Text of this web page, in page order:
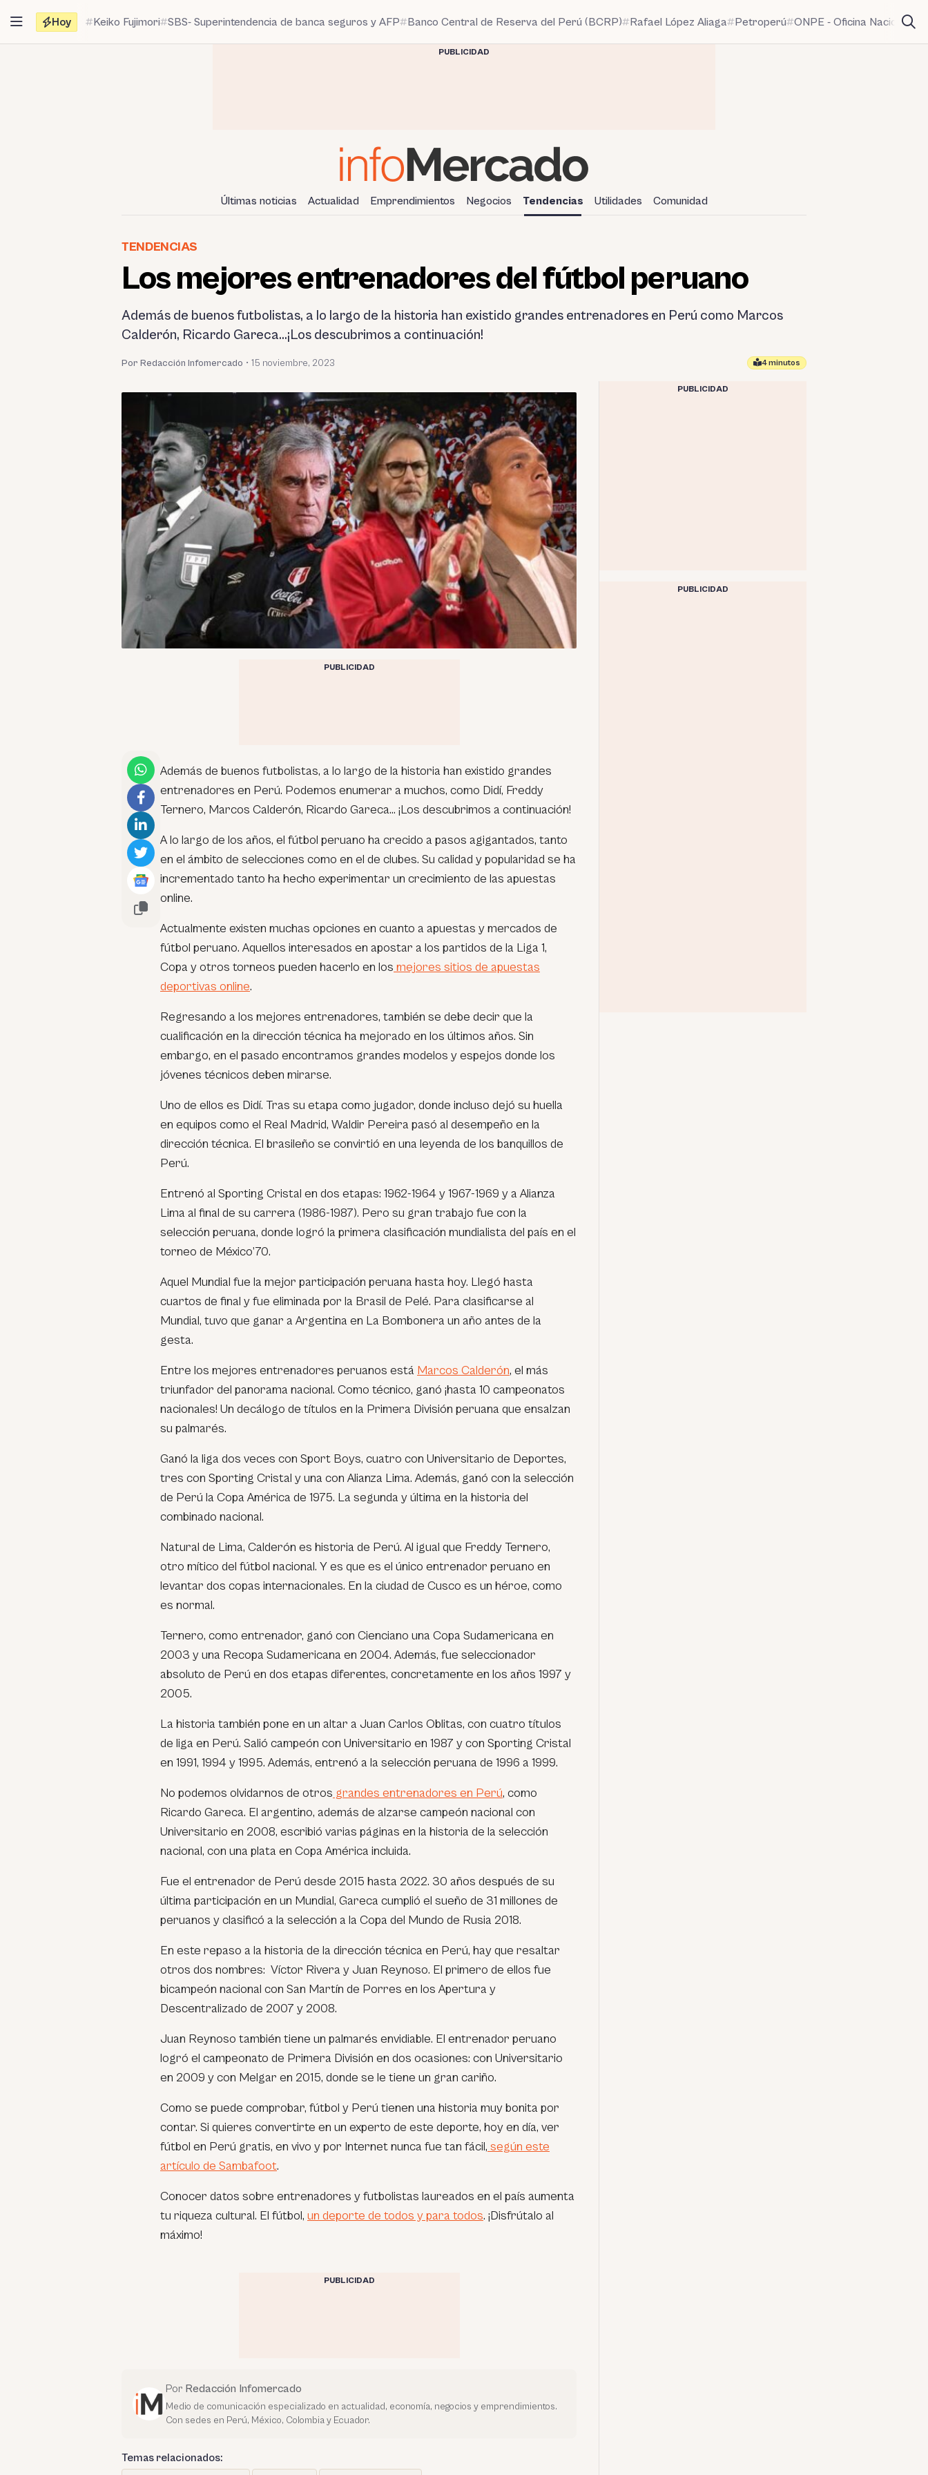
contenido
Hoy Keiko Fujimori SBS- Superintendencia de banca seguros y AFP Banco Central de Reserva del Perú (BCRP) Rafael López Aliaga Petroperú ONPE - Oficina Nacional
PUBLICIDAD
Últimas noticias Actualidad Emprendimientos Negocios Tendencias Utilidades Comunidad
TENDENCIAS
Los mejores entrenadores del fútbol peruano
Además de buenos futbolistas, a lo largo de la historia han existido grandes entrenadores en Perú como Marcos
Calderón, Ricardo Gareca...¡Los descubrimos a continuación!
Por Redacción Infomercado • 15 noviembre, 2023 4 minutos
PUBLICIDAD
Además de buenos futbolistas, a lo largo de la historia han existido grandes
entrenadores en Perú. Podemos enumerar a muchos, como Didí, Freddy
Ternero, Marcos Calderón, Ricardo Gareca… ¡Los descubrimos a continuación!
A lo largo de los años, el fútbol peruano ha crecido a pasos agigantados, tanto
en el ámbito de selecciones como en el de clubes. Su calidad y popularidad se ha
incrementado tanto ha hecho experimentar un crecimiento de las apuestas
online.
Actualmente existen muchas opciones en cuanto a apuestas y mercados de
fútbol peruano. Aquellos interesados en apostar a los partidos de la Liga 1,
Copa y otros torneos pueden hacerlo en los mejores sitios de apuestas
deportivas online.
Regresando a los mejores entrenadores, también se debe decir que la
cualificación en la dirección técnica ha mejorado en los últimos años. Sin
embargo, en el pasado encontramos grandes modelos y espejos donde los
jóvenes técnicos deben mirarse.
Uno de ellos es Didí. Tras su etapa como jugador, donde incluso dejó su huella
en equipos como el Real Madrid, Waldir Pereira pasó al desempeño en la
dirección técnica. El brasileño se convirtió en una leyenda de los banquillos de
Perú.
Entrenó al Sporting Cristal en dos etapas: 1962-1964 y 1967-1969 y a Alianza
Lima al final de su carrera (1986-1987). Pero su gran trabajo fue con la
selección peruana, donde logró la primera clasificación mundialista del país en el
torneo de México’70.
Aquel Mundial fue la mejor participación peruana hasta hoy. Llegó hasta
cuartos de final y fue eliminada por la Brasil de Pelé. Para clasificarse al
Mundial, tuvo que ganar a Argentina en La Bombonera un año antes de la
gesta.
Entre los mejores entrenadores peruanos está Marcos Calderón, el más
triunfador del panorama nacional. Como técnico, ganó ¡hasta 10 campeonatos
nacionales! Un decálogo de títulos en la Primera División peruana que ensalzan
su palmarés.
Ganó la liga dos veces con Sport Boys, cuatro con Universitario de Deportes,
tres con Sporting Cristal y una con Alianza Lima. Además, ganó con la selección
de Perú la Copa América de 1975. La segunda y última en la historia del
combinado nacional.
Natural de Lima, Calderón es historia de Perú. Al igual que Freddy Ternero,
otro mítico del fútbol nacional. Y es que es el único entrenador peruano en
levantar dos copas internacionales. En la ciudad de Cusco es un héroe, como
es normal.
Ternero, como entrenador, ganó con Cienciano una Copa Sudamericana en
2003 y una Recopa Sudamericana en 2004. Además, fue seleccionador
absoluto de Perú en dos etapas diferentes, concretamente en los años 1997 y
2005.
La historia también pone en un altar a Juan Carlos Oblitas, con cuatro títulos
de liga en Perú. Salió campeón con Universitario en 1987 y con Sporting Cristal
en 1991, 1994 y 1995. Además, entrenó a la selección peruana de 1996 a 1999.
No podemos olvidarnos de otros grandes entrenadores en Perú, como
Ricardo Gareca. El argentino, además de alzarse campeón nacional con
Universitario en 2008, escribió varias páginas en la historia de la selección
nacional, con una plata en Copa América incluida.
Fue el entrenador de Perú desde 2015 hasta 2022. 30 años después de su
última participación en un Mundial, Gareca cumplió el sueño de 31 millones de
peruanos y clasificó a la selección a la Copa del Mundo de Rusia 2018.
En este repaso a la historia de la dirección técnica en Perú, hay que resaltar
otros dos nombres: Víctor Rivera y Juan Reynoso. El primero de ellos fue
bicampeón nacional con San Martín de Porres en los Apertura y
Descentralizado de 2007 y 2008.
Juan Reynoso también tiene un palmarés envidiable. El entrenador peruano
logró el campeonato de Primera División en dos ocasiones: con Universitario
en 2009 y con Melgar en 2015, donde se le tiene un gran cariño.
Como se puede comprobar, fútbol y Perú tienen una historia muy bonita por
contar. Si quieres convertirte en un experto de este deporte, hoy en día, ver
fútbol en Perú gratis, en vivo y por Internet nunca fue tan fácil, según este
artículo de Sambafoot.
Conocer datos sobre entrenadores y futbolistas laureados en el país aumenta
tu riqueza cultural. El fútbol, un deporte de todos y para todos. ¡Disfrútalo al
máximo!
PUBLICIDAD
Por Redacción Infomercado
Medio de comunicación especializado en actualidad, economía, negocios y emprendimientos.
Con sedes en Perú, México, Colombia y Ecuador.
Temas relacionados:
PUBLICIDAD
PUBLICIDAD